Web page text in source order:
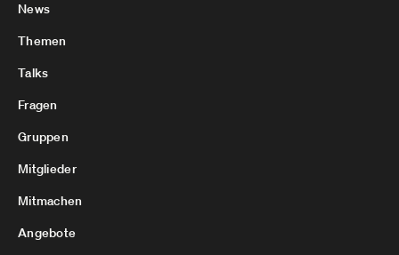
News
Themen
Talks
Fragen
Gruppen
Mitglieder
Mitmachen
Angebote